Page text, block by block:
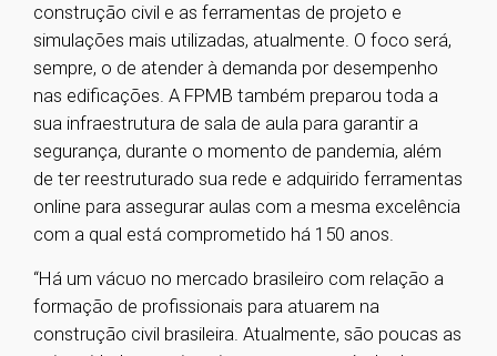
construção civil e as ferramentas de projeto e
simulações mais utilizadas, atualmente. O foco será,
sempre, o de atender à demanda por desempenho
nas edificações. A FPMB também preparou toda a
sua infraestrutura de sala de aula para garantir a
segurança, durante o momento de pandemia, além
de ter reestruturado sua rede e adquirido ferramentas
online para assegurar aulas com a mesma excelência
com a qual está comprometido há 150 anos.
“Há um vácuo no mercado brasileiro com relação a
formação de profissionais para atuarem na
construção civil brasileira. Atualmente, são poucas as